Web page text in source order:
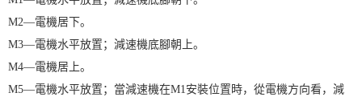
M2—電機居下。
M3—電機水平放置；減速機底腳朝上。
M4—電機居上。
M5—電機水平放置；當減速機在M1安裝位置時，從電機方向看，減